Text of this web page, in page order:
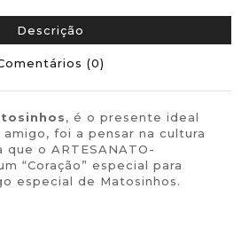
Descrição
(0)
, é o presente ideal
foi a pensar na cultura
o ARTESANATO-
“Coração” especial para
especial de Matosinhos.